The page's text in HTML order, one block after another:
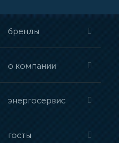
бренды
о компании
энергосервис
госты